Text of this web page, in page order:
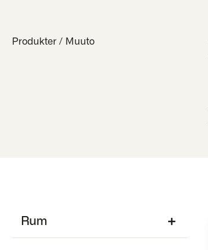
Produkter / Muuto
Rum